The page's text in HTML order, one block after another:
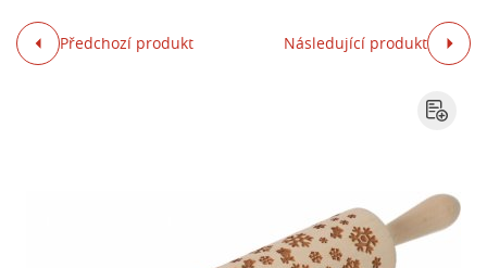
Předchozí produkt Následující produkt